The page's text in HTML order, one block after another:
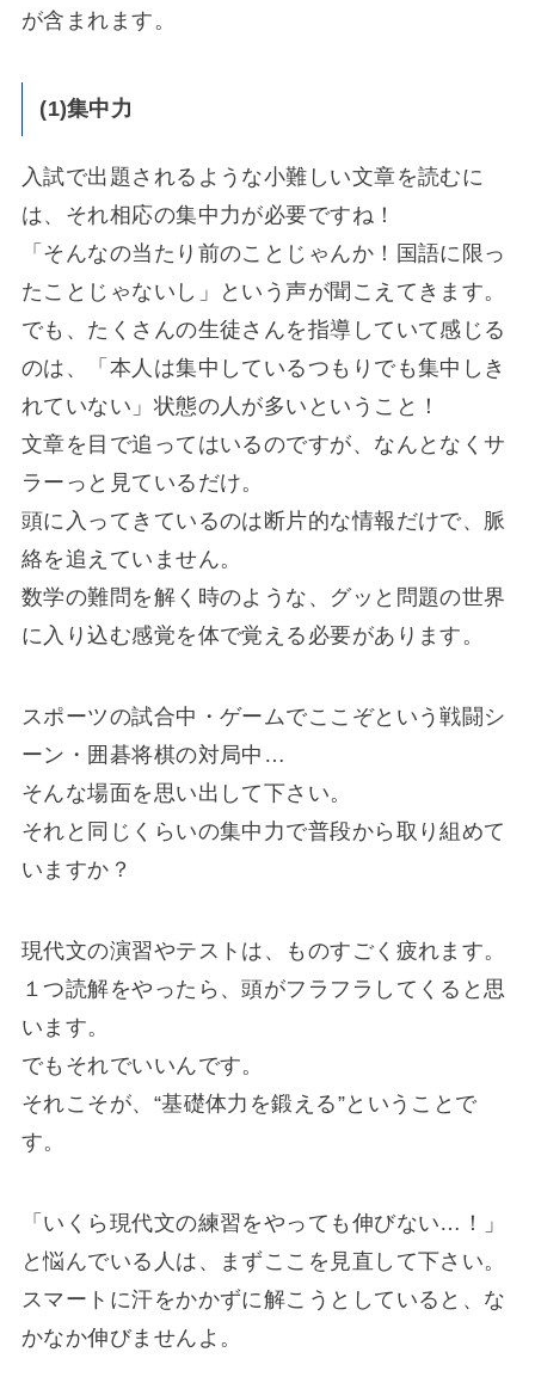
が含まれます。
(1)集中力
入試で出題されるような小難しい文章を読むに
は、それ相応の集中力が必要ですね！
「そんなの当たり前のことじゃんか！国語に限っ
たことじゃないし」という声が聞こえてきます。
でも、たくさんの生徒さんを指導していて感じる
のは、「本人は集中しているつもりでも集中しき
れていない」状態の人が多いということ！
文章を目で追ってはいるのですが、なんとなくサ
ラーっと見ているだけ。
頭に入ってきているのは断片的な情報だけで、脈
絡を追えていません。
数学の難問を解く時のような、グッと問題の世界
に入り込む感覚を体で覚える必要があります。
スポーツの試合中・ゲームでここぞという戦闘シ
ーン・囲碁将棋の対局中…
そんな場面を思い出して下さい。
それと同じくらいの集中力で普段から取り組めて
いますか？
現代文の演習やテストは、ものすごく疲れます。
１つ読解をやったら、頭がフラフラしてくると思
います。
でもそれでいいんです。
それこそが、“基礎体力を鍛える”ということで
す。
「いくら現代文の練習をやっても伸びない…！」
と悩んでいる人は、まずここを見直して下さい。
スマートに汗をかかずに解こうとしていると、な
かなか伸びませんよ。